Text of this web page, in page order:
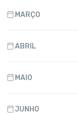
MARÇO
ABRIL
MAIO
JUNHO